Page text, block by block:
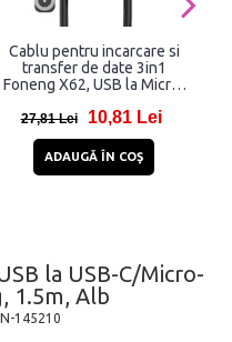
Cablu pentru incarcare si
transfer de date 3in1
Foneng X62, USB la Micro-
5A, 1 m, Negru
27,81 Lei 10,81 Lei
ADAUGĂ ÎN COŞ
la USB-C/Micro-
1.5m, Alb
145210